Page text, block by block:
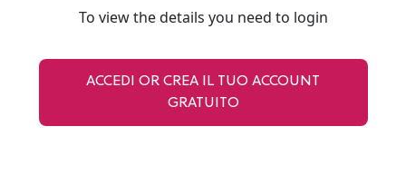
To view the details you need to login
ACCEDI OR CREA IL TUO ACCOUNT
GRATUITO